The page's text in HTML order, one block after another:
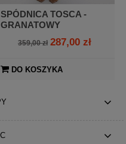
SPÓDNICA TOSCA -
GRANATOWY
359,00 zł 287,00 zł
DO KOSZYKA